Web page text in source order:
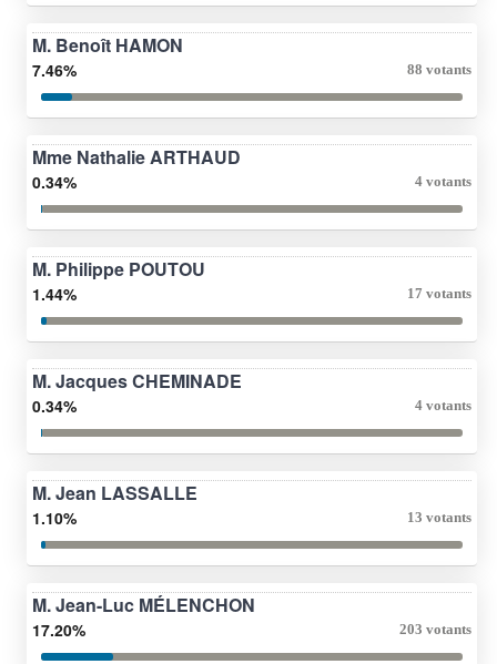
M. Benoît HAMON
7.46% 88 votants
Mme Nathalie ARTHAUD
0.34% 4 votants
M. Philippe POUTOU
1.44% 17 votants
M. Jacques CHEMINADE
0.34% 4 votants
M. Jean LASSALLE
1.10% 13 votants
M. Jean-Luc MÉLENCHON
17.20% 203 votants